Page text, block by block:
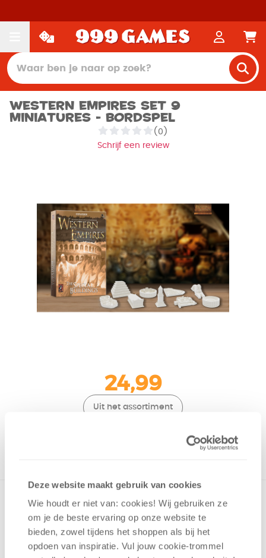
Deze website maakt gebruik van cookies
Wie houdt er niet van: cookies! Wij gebruiken ze
om je de beste ervaring op onze website te
bieden, zowel tijdens het shoppen als bij het
opdoen van inspiratie. Vul jouw cookie-trommel
Western Empires Set 9
Miniatures - Bordspel
(0)
Schrijf een review
24,99
Uit het assortiment
De Special Buildings uitbrieiding voor Western Empires.
v.a. 14 jaar